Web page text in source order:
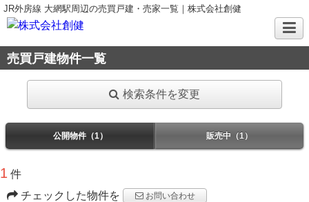
JR外房線 大網駅周辺の売買戸建・売家一覧｜株式会社創健
売買戸建物件一覧
検索条件を変更
公開物件（1） 販売中（1）
1 件
チェックした物件を
お問い合わせ